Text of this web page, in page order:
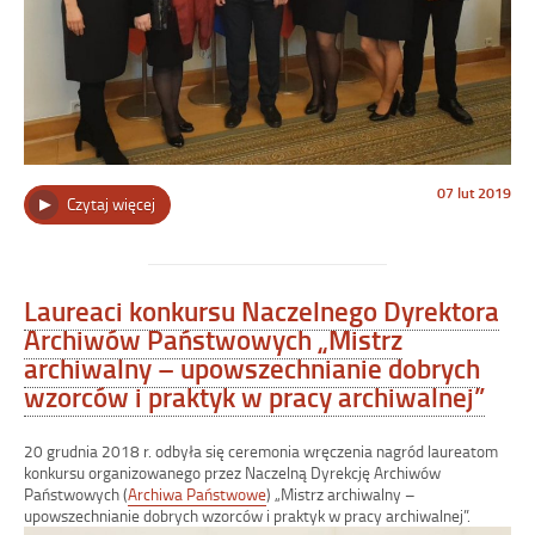
Czytaj więcej „100-
lecie
organizacji
archiwów
państwowych”
Opublikowano
07 lut 2019
Laureaci konkursu Naczelnego Dyrektora
Archiwów Państwowych „Mistrz
archiwalny – upowszechnianie dobrych
wzorców i praktyk w pracy archiwalnej”
20 grudnia 2018 r. odbyła się ceremonia wręczenia nagród laureatom
konkursu organizowanego przez Naczelną Dyrekcję Archiwów
Państwowych (Archiwa Państwowe) „Mistrz archiwalny –
upowszechnianie dobrych wzorców i praktyk w pracy archiwalnej”.